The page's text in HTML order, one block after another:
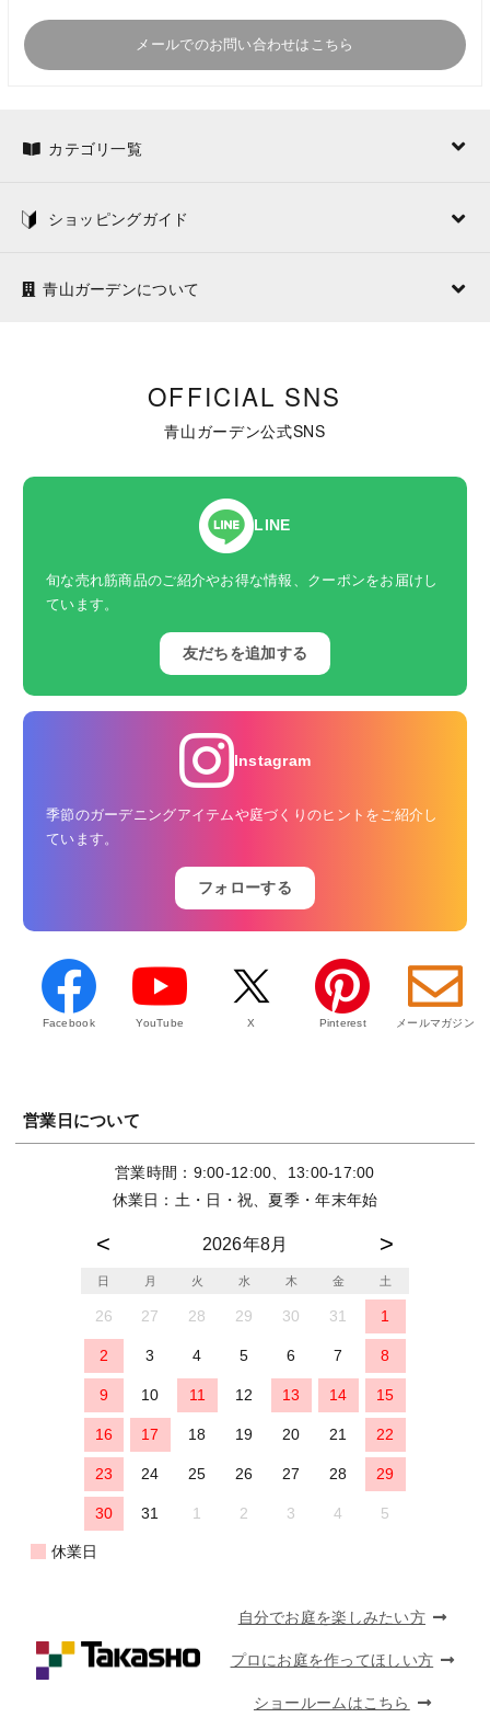
メールでのお問い合わせはこちら
カテゴリ一覧
ショッピングガイド
青山ガーデンについて
OFFICIAL SNS
青山ガーデン公式SNS
LINE
旬な売れ筋商品のご紹介やお得な情報、クーポンをお届けし
ています。
友だちを追加する
Instagram
季節のガーデニングアイテムや庭づくりのヒントをご紹介し
ています。
フォローする
Facebook YouTube X Pinterest メールマガジン
営業日について
営業時間：9:00-12:00、13:00-17:00
休業日：土・日・祝、夏季・年末年始
2026年8月
日 月 火 水 木 金 土
26 27 28 29 30 31 1
2 3 4 5 6 7 8
9 10 11 12 13 14 15
16 17 18 19 20 21 22
23 24 25 26 27 28 29
30 31 1 2 3 4 5
休業日
自分でお庭を楽しみたい方
プロにお庭を作ってほしい方
ショールームはこちら